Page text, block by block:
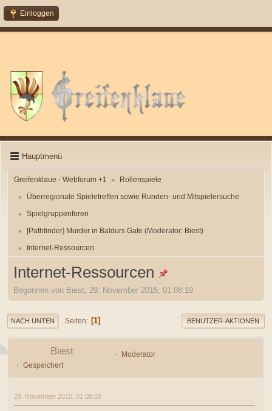
Einloggen
Hauptmenü
Greifenklaue - Webforum +1 ► Rollenspiele
► Überregionale Spieletreffen sowie Runden- und Mitspielersuche
► Spielgruppenforen
► [Pathfinder] Murder in Baldurs Gate (Moderator: Biest)
► Internet-Ressourcen
Internet-Ressourcen
Begonnen von Biest, 29. November 2015, 01:08:19
NACH UNTEN Seiten 1 BENUTZER-AKTIONEN
Biest
Moderator
Gespeichert
29. November 2015, 01:08:19